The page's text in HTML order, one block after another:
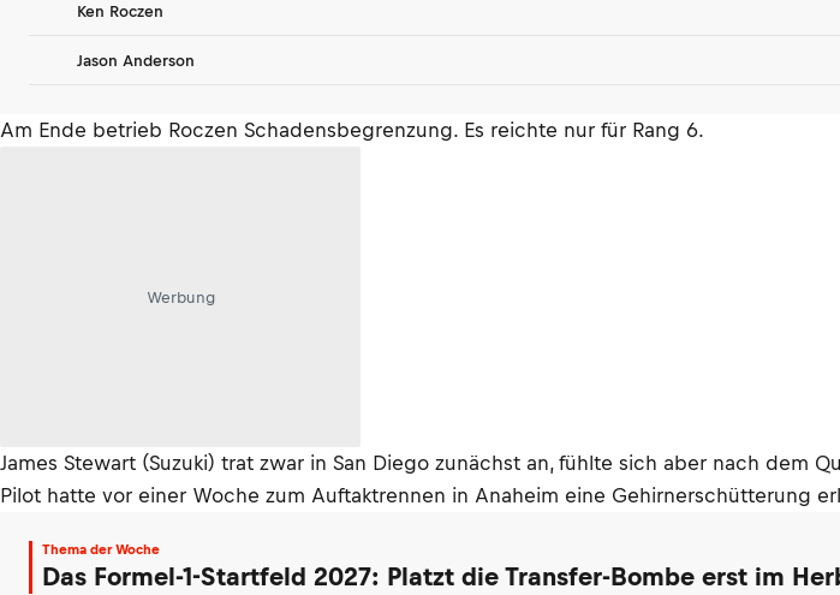
Ken Roczen
Jason Anderson
Am Ende betrieb Roczen Schadensbegrenzung. Es reichte nur für Rang 6.
Werbung
James Stewart (Suzuki) trat zwar in San Diego zunächst an, fühlte sich aber nach dem
Pilot hatte vor einer Woche zum Auftaktrennen in Anaheim eine Gehirnerschütterung
Thema der Woche
Das Formel-1-Startfeld 2027: Platzt die Transfer-Bombe erst im